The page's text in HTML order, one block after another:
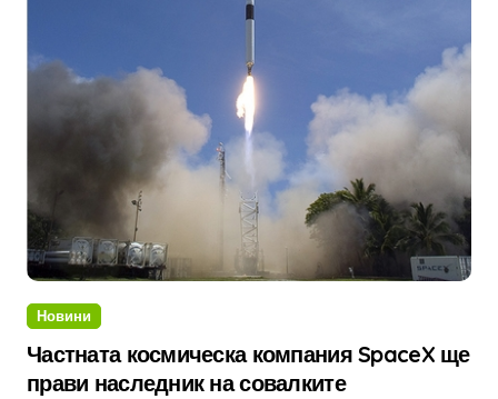
Новини
Частната космическа компания SpaceX ще
прави наследник на совалките